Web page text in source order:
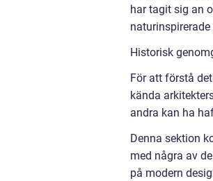
har tagit sig an
Historisk
För att förstå
kända
andra kan ha
Denna sektion
med några av
på modern